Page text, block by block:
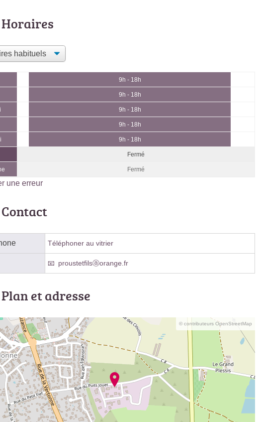
Horaires
9h - 18h
9h - 18h
9h - 18h
9h - 18h
9h - 18h
Fermé
Fermé
une erreur
Contact
Téléphoner au vitrier
proustetfilsⓐorange.fr
Plan et adresse
© contributeurs OpenStreetMap